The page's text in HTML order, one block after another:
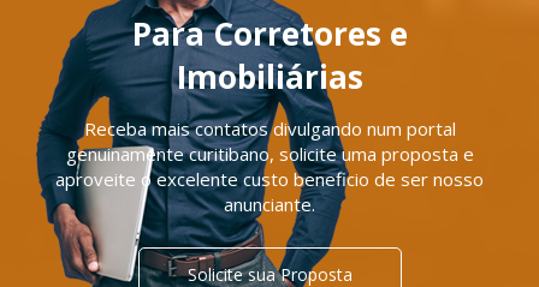
Para Corretores e
Imobiliárias
Receba mais contatos divulgando num portal
genuinamente curitibano, solicite uma proposta e
aproveite o excelente custo beneficio de ser nosso
anunciante.
Solicite sua Proposta